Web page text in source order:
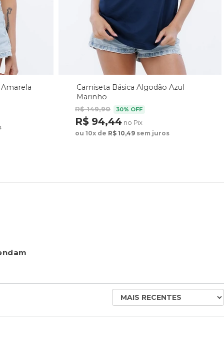
Camiseta Básica Algodão Azul
Marinho
R$ 149,90 30% OFF
R$ 94,44 no Pix
ou 10x de R$ 10,49 sem juros
ORDENAR
AVALIAÇÕES